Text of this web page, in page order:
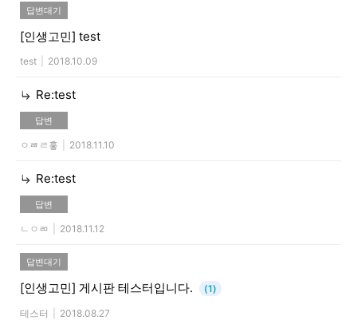
답변대기
[인생고민] test
test 2018.10.09
Re:test
답변
ㅇㅀㄹ홓 2018.11.10
Re:test
답변
ㄴㅇㄻ 2018.11.12
답변대기
[인생고민] 게시판 테스터입니다. (1)
테스터 2018.08.27